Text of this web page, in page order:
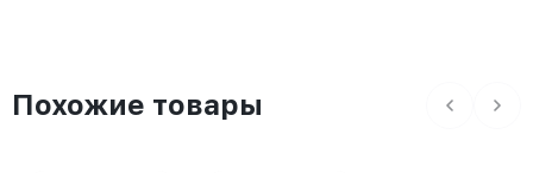
Похожие товары